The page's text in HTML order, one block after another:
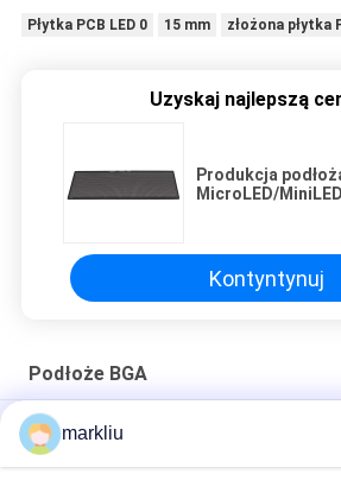
Płytka PCB LED 0 15 mm złożona płytka
Uzyskaj najlepszą
Produkcja
MicroLED/MiniLED
Kontyntynuj
Podłoże BGA
Produkcja podłoża modułu RF/mmwave
produkcja podłoża pakietu
markliu